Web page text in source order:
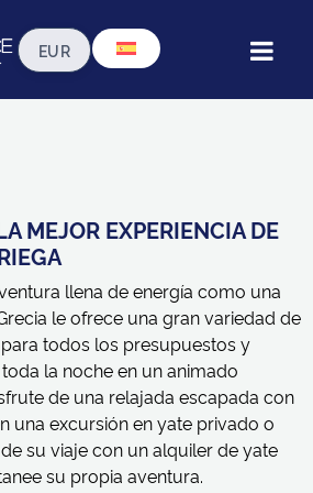
MEJOR EXPERIENCIA DE
llena de energía como una
le ofrece una gran variedad de
todos los presupuestos y
la noche en un animado
de una relajada escapada con
una excursión en yate privado o
su viaje con un alquiler de yate
su propia aventura.